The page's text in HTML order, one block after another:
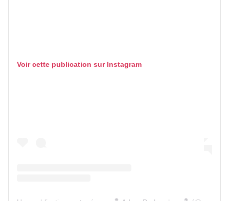
Voir cette publication sur Instagram